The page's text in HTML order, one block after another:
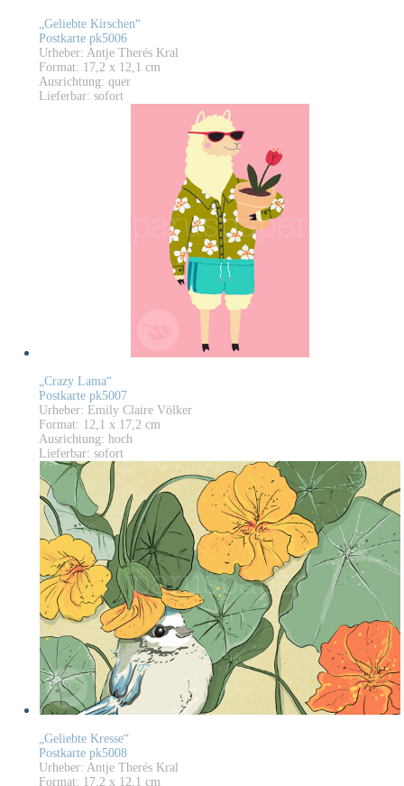
„Geliebte Kirschen“
Postkarte pk5006
Urheber: Antje Therés Kral
Format: 17,2 x 12,1 cm
Ausrichtung: quer
Lieferbar: sofort
„Crazy Lama“
Postkarte pk5007
Urheber: Emily Claire Völker
Format: 12,1 x 17,2 cm
Ausrichtung: hoch
Lieferbar: sofort
„Geliebte Kresse“
Postkarte pk5008
Urheber: Antje Therés Kral
Format: 17,2 x 12,1 cm